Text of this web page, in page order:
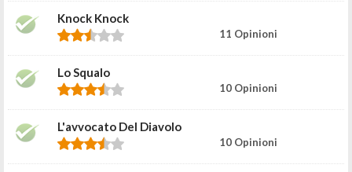
Knock Knock
11 Opinioni
Lo Squalo
10 Opinioni
L'avvocato Del Diavolo
10 Opinioni